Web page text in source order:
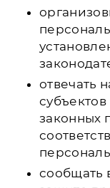
отвечать
законных
сообщать